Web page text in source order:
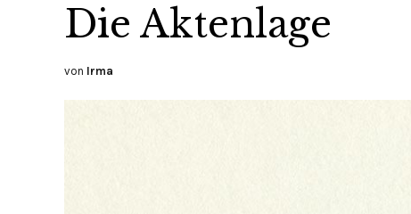
Die Aktenlage
von Irma